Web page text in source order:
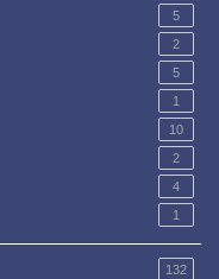
5
2
5
1
10
2
4
1
132